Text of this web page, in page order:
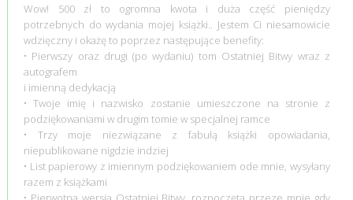
Wow! 500 zł to ogromna kwota i duża część pieniędzy
potrzebnych do wydania mojej książki.. Jestem Ci niesamowicie
wdzięczny i okażę to poprzez następujące benefity:
• Pierwszy oraz drugi (po wydaniu) tom Ostatniej Bitwy wraz z
autografem
i imienną dedykacją
• Twoje imię i nazwisko zostanie umieszczone na stronie z
podziękowaniami w drugim tomie w specjalnej ramce
• Trzy moje niezwiązane z fabułą książki opowiadania,
niepublikowane nigdzie indziej
• List papierowy z imiennym podziękowaniem ode mnie, wysyłany
razem z książkami